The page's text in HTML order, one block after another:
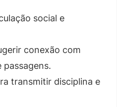
social e
conexão com
passagens.
transmitir disciplina e